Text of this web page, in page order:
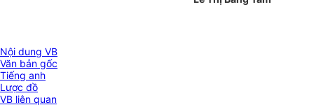
Nội dung VB
Văn bản gốc
Tiếng anh
Lược đồ
VB liên quan